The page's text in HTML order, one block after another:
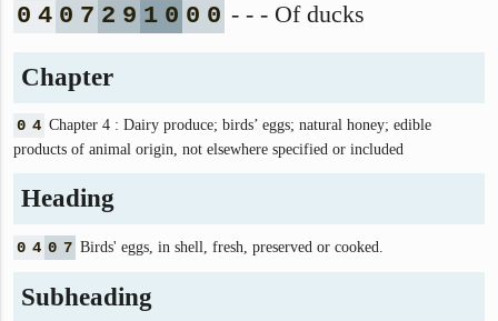
0 4 0 7 2 9 1 0 0 0 - - - Of ducks
Chapter
0 4 Chapter 4 : Dairy produce; birds’ eggs; natural honey; edible
products of animal origin, not elsewhere specified or included
Heading
0 4 0 7 Birds' eggs, in shell, fresh, preserved or cooked.
Subheading